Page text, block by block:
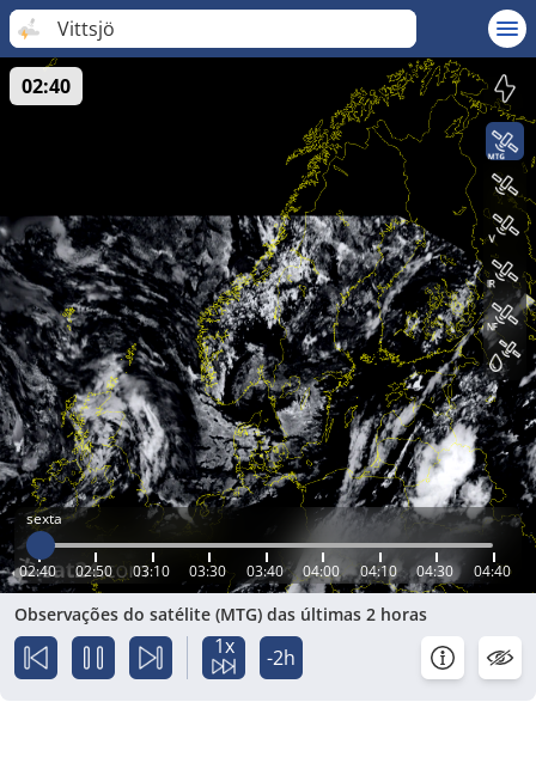
Vittsjö
sexta
02:40 02:50 03:10 03:30 03:40 04:00 04:10 04:30 04:40
02:40
Observações do satélite (MTG) das últimas 2 horas
1x -2h